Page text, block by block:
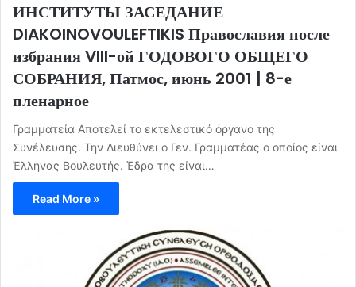
ИНСТИТУТЫ ЗАСЕДАНИЕ
DIAKOINOVOULEFTIKIS Православия после
избрания VIII-ой ГОДОВОГО ОБЩЕГО
СОБРАНИЯ, Патмос, июнь 2001 | 8-е
пленарное
Γραμματεία Αποτελεί το εκτελεστικό όργανο της
Συνέλευσης. Την Διευθύνει ο Γεν. Γραμματέας ο οποίος είναι
Έλληνας Βουλευτής. Έδρα της είναι…
Read More »